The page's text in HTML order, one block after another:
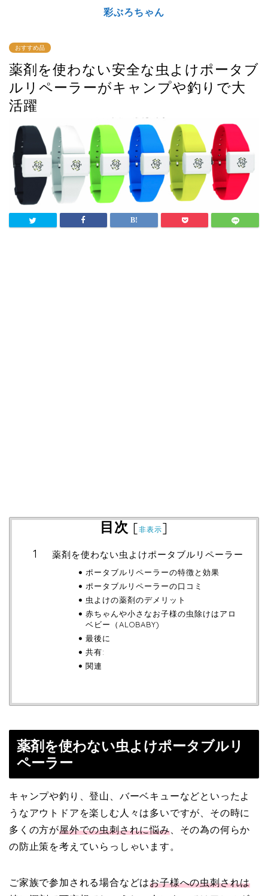
彩ぶろちゃん
おすすめ品
薬剤を使わない安全な虫よけポータブ
ルリペーラーがキャンプや釣りで大
活躍
目次 [非表示]
薬剤を使わない虫よけポータブルリペーラー
ポータブルリペーラーの特徴と効果
ポータブルリペーラーの口コミ
虫よけの薬剤のデメリット
赤ちゃんや小さなお子様の虫除けはアロ
ベビー（ALOBABY)
最後に
共有:
関連
薬剤を使わない虫よけポータブルリ
ペーラー
キャンプや釣り、登山、バーベキューなどといったよ
うなアウトドアを楽しむ人々は多いですが、その時に
多くの方が屋外での虫刺されに悩み、その為の何らか
の防止策を考えていらっしゃいます。
ご家族で参加される場合などはお子様への虫刺されは